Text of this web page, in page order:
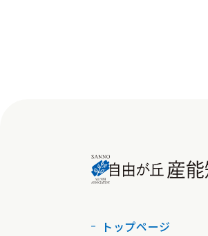
トップページ